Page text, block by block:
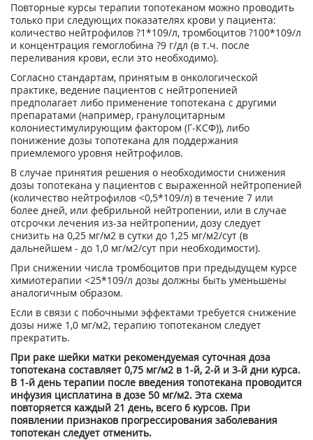
Повторные курсы терапии топотеканом можно проводить
только при следующих показателях крови у пациента:
количество нейтрофилов ?1*109/л, тромбоцитов ?100*109/л
и концентрация гемоглобина ?9 г/дл (в т.ч. после
переливания крови, если это необходимо).
Согласно стандартам, принятым в онкологической
практике, ведение пациентов с нейтропенией
предполагает либо применение топотекана с другими
препаратами (например, гранулоцитарным
колониестимулирующим фактором (Г-КСФ)), либо
понижение дозы топотекана для поддержания
приемлемого уровня нейтрофилов.
В случае принятия решения о необходимости снижения
дозы топотекана у пациентов с выраженной нейтропенией
(количество нейтрофилов <0,5*109/л) в течение 7 или
более дней, или фебрильной нейтропении, или в случае
отсрочки лечения из-за нейтропении, дозу следует
снизить на 0,25 мг/м2 в сутки до 1,25 мг/м2/сут (в
дальнейшем - до 1,0 мг/м2/сут при необходимости).
При снижении числа тромбоцитов при предыдущем курсе
химиотерапии <25*109/л дозы должны быть уменьшены
аналогичным образом.
Если в связи с побочными эффектами требуется снижение
дозы ниже 1,0 мг/м2, терапию топотеканом следует
прекратить.
При раке шейки матки рекомендуемая суточная доза
топотекана составляет 0,75 мг/м2 в 1-й, 2-й и 3-й дни курса.
В 1-й день терапии после введения топотекана проводится
инфузия цисплатина в дозе 50 мг/м2. Эта схема
повторяется каждый 21 день, всего 6 курсов. При
появлении признаков прогрессирования заболевания
топотекан следует отменить.